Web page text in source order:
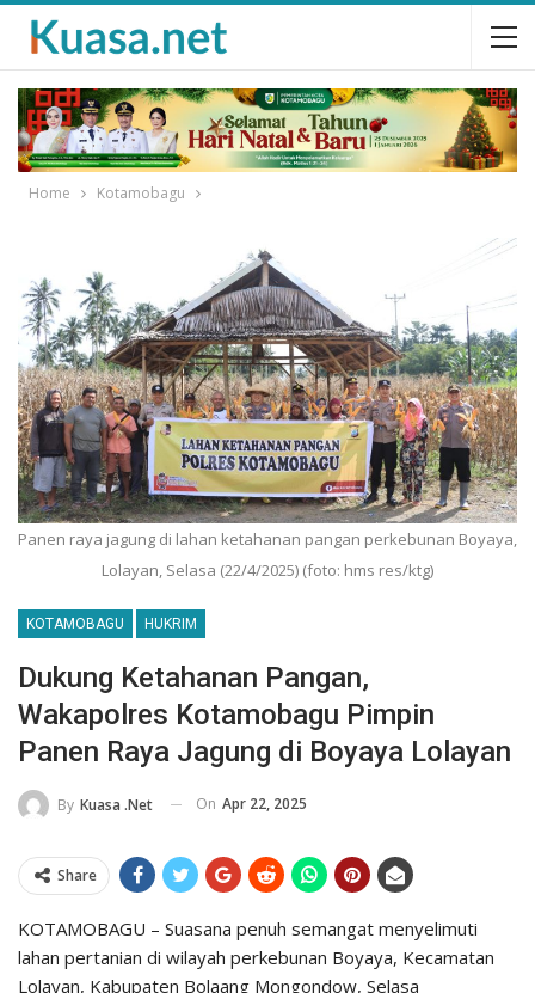
Home Kotamobagu
Panen raya jagung di lahan ketahanan pangan perkebunan Boyaya,
Lolayan, Selasa (22/4/2025) (foto: hms res/ktg)
KOTAMOBAGU HUKRIM
Dukung Ketahanan Pangan,
Wakapolres Kotamobagu Pimpin
Panen Raya Jagung di Boyaya Lolayan
By Kuasa .net On Apr 22, 2025
Share
KOTAMOBAGU – Suasana penuh semangat menyelimuti
lahan pertanian di wilayah perkebunan Boyaya, Kecamatan
Lolayan, Kabupaten Bolaang Mongondow, Selasa